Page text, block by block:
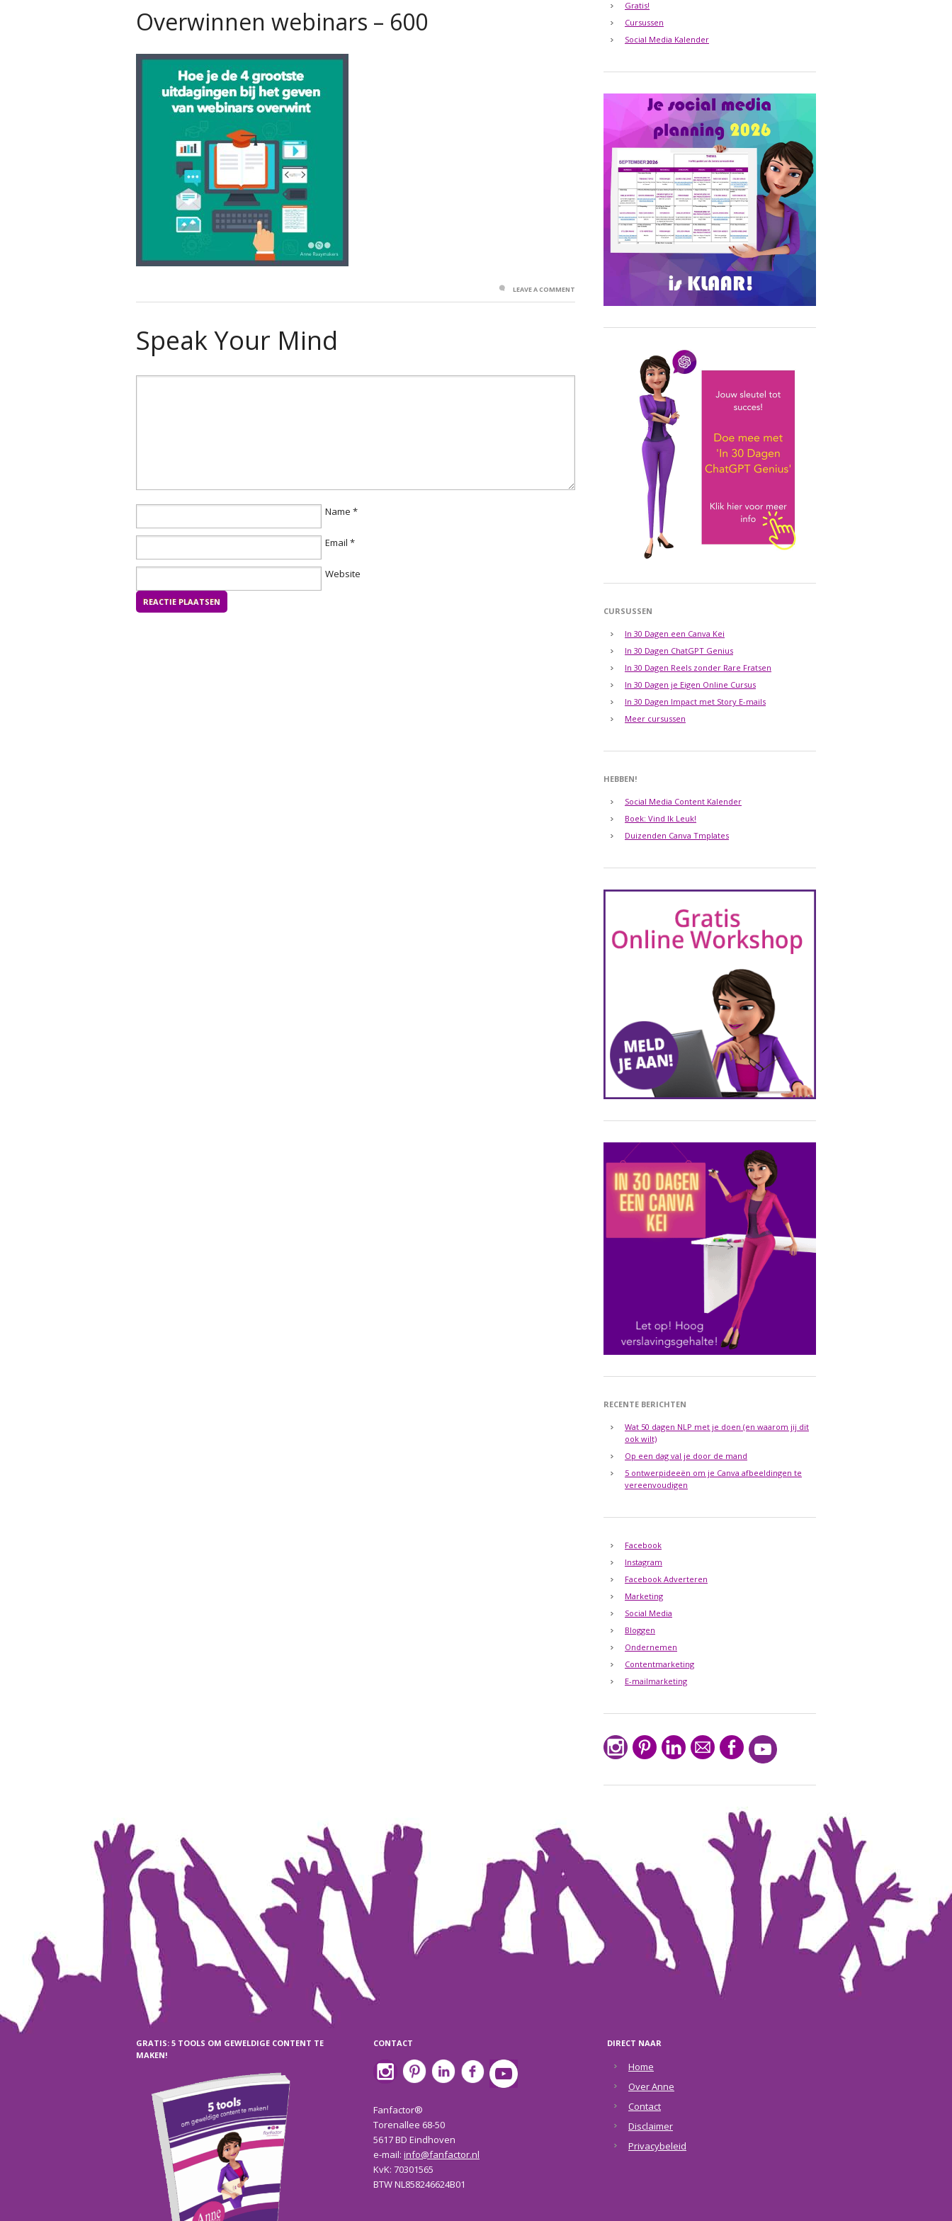
Overwinnen webinars – 600
LEAVE A COMMENT
Speak Your Mind
Name *
Email *
Website
Gratis!
Cursussen
Social Media Kalender
CURSUSSEN
In 30 Dagen een Canva Kei
In 30 Dagen ChatGPT Genius
In 30 Dagen Reels zonder Rare Fratsen
In 30 Dagen je Eigen Online Cursus
In 30 Dagen Impact met Story E-mails
Meer cursussen
HEBBEN!
Social Media Content Kalender
Boek: Vind Ik Leuk!
Duizenden Canva Tmplates
RECENTE BERICHTEN
Wat 50 dagen NLP met je doen (en waarom jij dit
ook wilt)
Op een dag val je door de mand
5 ontwerpideeën om je Canva afbeeldingen te
vereenvoudigen
Facebook
Instagram
Facebook Adverteren
Marketing
Social Media
Bloggen
Ondernemen
Contentmarketing
E-mailmarketing
GRATIS: 5 TOOLS OM GEWELDIGE CONTENT TE
MAKEN!
CONTACT
Fanfactor®
Torenallee 68-50
5617 BD Eindhoven
e-mail: info@fanfactor.nl
KvK: 70301565
BTW NL858246624B01
DIRECT NAAR
Home
Over Anne
Contact
Disclaimer
Privacybeleid